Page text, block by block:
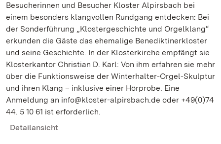
Besucherinnen und Besucher Kloster Alpirsbach bei
einem besonders klangvollen Rundgang entdecken: Bei
der Sonderführung „Klostergeschichte und Orgelklang“
erkunden die Gäste das ehemalige Benediktinerkloster
und seine Geschichte. In der Klosterkirche empfängt sie
Klosterkantor Christian D. Karl: Von ihm erfahren sie mehr
über die Funktionsweise der Winterhalter-Orgel-Skulptur
und ihren Klang – inklusive einer Hörprobe. Eine
Anmeldung an info@kloster-alpirsbach.de oder +49(0)74
44. 5 10 61 ist erforderlich.
Detailansicht